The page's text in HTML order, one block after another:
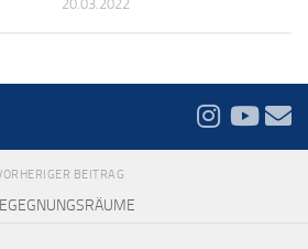
20.03.2022
BEITRAG